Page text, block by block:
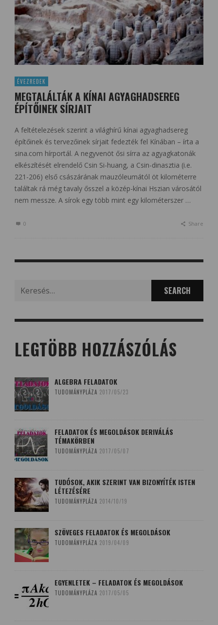
ÉVEZREDEK
MEGTALÁLTÁK A KÍNAI AGYAGHADSEREG
ÉPÍTŐINEK SÍRJAIT
A feltételezések szerint a világhírű kínai agyaghadsereg
építőinek és tervezőinek sírjait fedezték fel Kínában – írta a
sina.com hírportál. A negyvenöt ősi sírra az agyagkatonák
elkészítését elrendelő Csin Si-huang, a Csin-dinasztia (i.e.
221-206) első császárának mauzóleumától öt kilométerre
találtak rá még tavaly ősszel a közép-kínai Hszian városától
nem messze. A sírok egy több mint egy kilométerszer …
0 Share
for:
LEGTÖBB HOZZÁSZÓLÁS
ALGEBRA FELADATOK
TUDOMÁNYPLÁZA 2017/05/23
FELADATOK ÉS MEGOLDÁSOK DERIVÁLÁS
TÉMAKÖRBEN
TUDOMÁNYPLÁZA 2017/05/07
TUDÓSOK, AKIK SZERINT VAN BIZONYÍTÉK ISTEN
LÉTEZÉSÉRE
TUDOMÁNYPLÁZA 2014/10/19
SZÖVEGES FELADATOK ÉS MEGOLDÁSOK
TUDOMÁNYPLÁZA 2019/04/09
EGYENLETEK – FELADATOK ÉS MEGOLDÁSOK
TUDOMÁNYPLÁZA 2017/05/05